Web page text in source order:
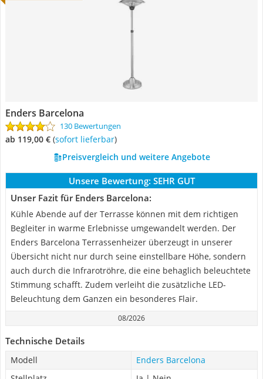
Enders Barcelona
130 Bewertungen
ab 119,00 € ( Sofort lieferbar)
Preisvergleich und weitere Angebote
Unsere Bewertung: SEHR GUT
Unser Fazit für Enders Barcelona:
Kühle Abende auf der Terrasse können mit dem richtigen
Begleiter in warme Erlebnisse umgewandelt werden. Der
Enders Barcelona Terrassenheizer überzeugt in unserer
Übersicht nicht nur durch seine einstellbare Höhe, sondern
auch durch die Infrarotröhre, die eine behaglich beleuchtete
Stimmung schafft. Zudem verleiht die zusätzliche LED-
Beleuchtung dem Ganzen ein besonderes Flair.
08/2026
Technische Details
Modell
Enders Barcelona